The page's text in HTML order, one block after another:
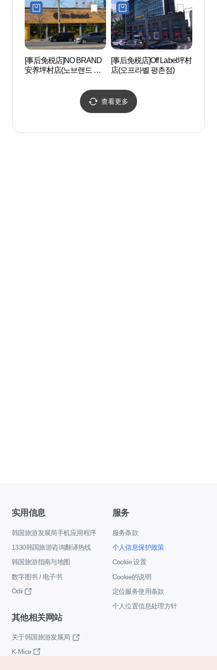
[事后免税店]NO BRAND
安养坪村店(노브랜드 안
[事后免税店]Off Label坪村
店(오프라벨 평촌점)
查看更多
实用信息
韩国旅游发展局手机应用程序
1330韩国旅游咨询翻译热线
韩国旅游指南与地图
数字图书 / 电子书
Odii
服务
服务条款
个人信息保护政策
Cookie 设置
Cookie的说明
定位服务使用条款
个人位置信息处理方针
其他相关网站
关于韩国旅游发展局
K-Mice